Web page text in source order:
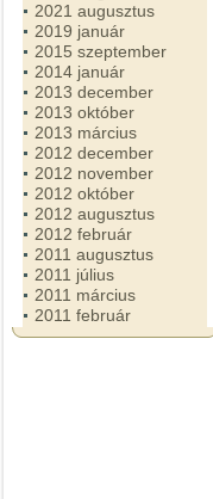
2021 augusztus
2019 január
2015 szeptember
2014 január
2013 december
2013 október
2013 március
2012 december
2012 november
2012 október
2012 augusztus
2012 február
2011 augusztus
2011 július
2011 március
2011 február